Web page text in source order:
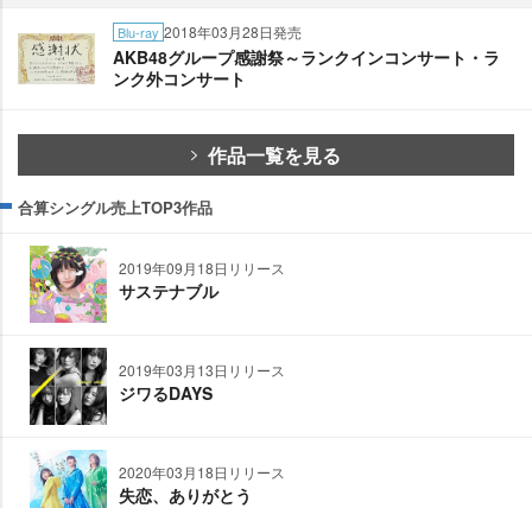
Blu-ray 2018年03月28日発売
AKB48グループ感謝祭～ランクインコンサート・ラ
ンク外コンサート
作品一覧を見る
合算シングル売上TOP3作品
2019年09月18日リリース
サステナブル
2019年03月13日リリース
ジワるDAYS
2020年03月18日リリース
失恋、ありがとう